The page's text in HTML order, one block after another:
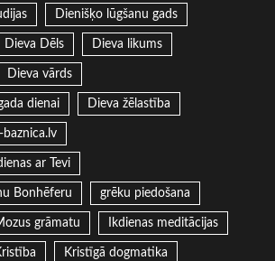
Dienišķo lūgšanu gads
Dieva Dēls Dieva likums
Dieva vārds
dienai Dieva žēlastība
baznica.lv
ar Tevi
Bonhēferu grēku piedošana
grāmatu Ikdienas meditācijas
Kristīgā dogmatika